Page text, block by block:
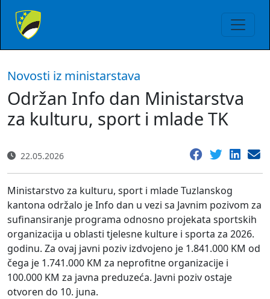
Novosti iz ministarstava
Održan Info dan Ministarstva
za kulturu, sport i mlade TK
22.05.2026
Ministarstvo za kulturu, sport i mlade Tuzlanskog
kantona održalo je Info dan u vezi sa Javnim pozivom za
sufinansiranje programa odnosno projekata sportskih
organizacija u oblasti tjelesne kulture i sporta za 2026.
godinu. Za ovaj javni poziv izdvojeno je 1.841.000 KM od
čega je 1.741.000 KM za neprofitne organizacije i
100.000 KM za javna preduzeća. Javni poziv ostaje
otvoren do 10. juna.